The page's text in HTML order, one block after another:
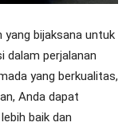
yang bijaksana untuk
dalam perjalanan
yang berkualitas,
Anda dapat
baik dan